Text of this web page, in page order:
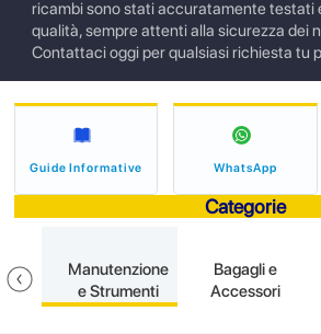
ricambi sono stati accuratamente testati
qualità, sempre attenti alla sicurezza dei
Contattaci oggi per qualsiasi richiesta tu
Guide Informative WhatsApp
Categorie
Manutenzione
e Strumenti
Bagagli e
Accessori